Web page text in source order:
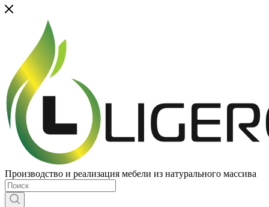
Производство и реализация мебели из натурального массива